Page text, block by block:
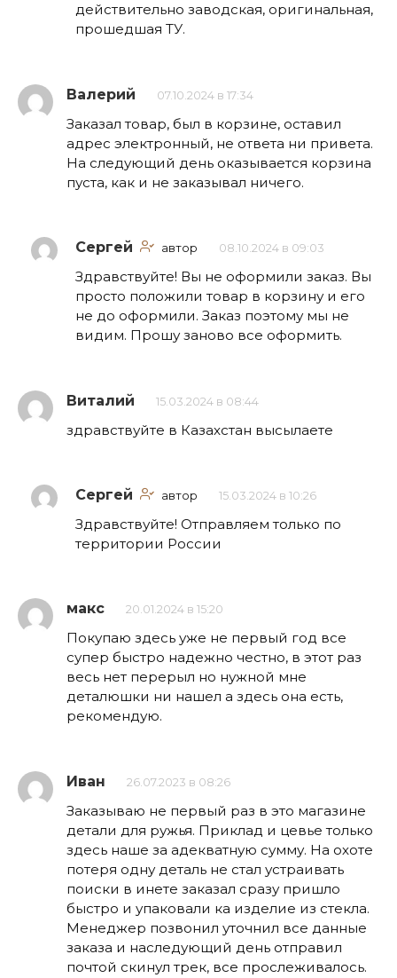
действительно заводская, оригинальная,
прошедшая ТУ.
Валерий 07.10.2024 в 17:34
Заказал товар, был в корзине, оставил
адрес электронный, не ответа ни привета.
На следующий день оказывается корзина
пуста, как и не заказывал ничего.
Сергей автор 08.10.2024 в 09:03
Здравствуйте! Вы не оформили заказ. Вы
просто положили товар в корзину и его
не до оформили. Заказ поэтому мы не
видим. Прошу заново все оформить.
Виталий 15.03.2024 в 08:44
здравствуйте в Казахстан высылаете
Сергей автор 15.03.2024 в 10:26
Здравствуйте! Отправляем только по
территории России
макс 20.01.2024 в 15:20
Покупаю здесь уже не первый год все
супер быстро надежно честно, в этот раз
весь нет перерыл но нужной мне
деталюшки ни нашел а здесь она есть,
рекомендую.
Иван 26.07.2023 в 08:26
Заказываю не первый раз в это магазине
детали для ружья. Приклад и цевье только
здесь наше за адекватную сумму. На охоте
потеря одну деталь не стал устраивать
поиски в инете заказал сразу пришло
быстро и упаковали ка изделие из стекла.
Менеджер позвонил уточнил все данные
заказа и наследующий день отправил
почтой скинул трек, все прослеживалось.